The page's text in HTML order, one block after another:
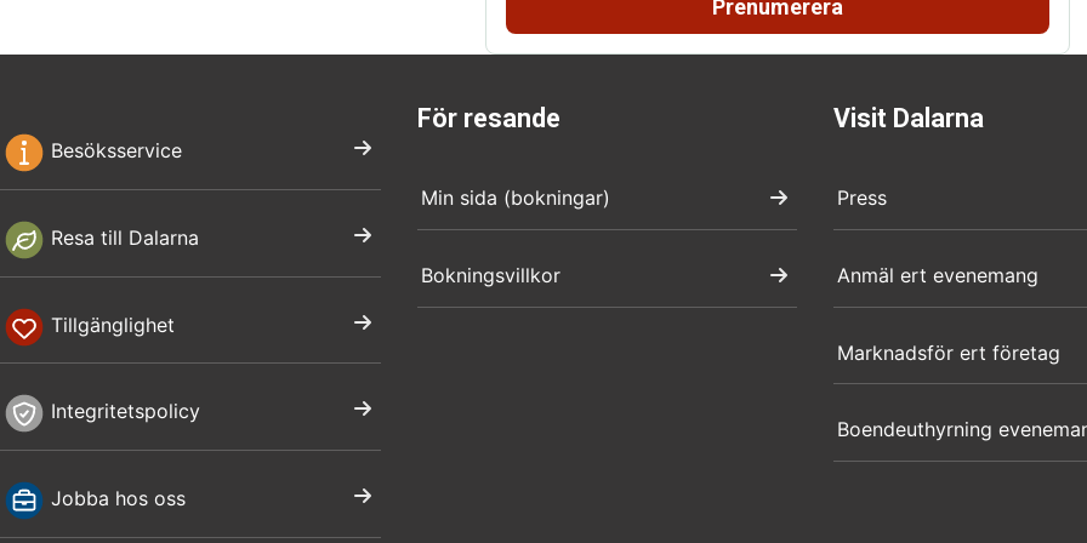
Prenumerera
Besöksservice
Resa till Dalarna
Tillgänglighet
Integritetspolicy
Jobba hos oss
För resande
Min sida (bokningar)
Bokningsvillkor
Visit Dalarna
Press
Anmäl ert evenemang
Marknadsför ert företag
Boendeuthyrning